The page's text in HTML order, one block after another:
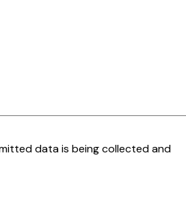
data is being collected and